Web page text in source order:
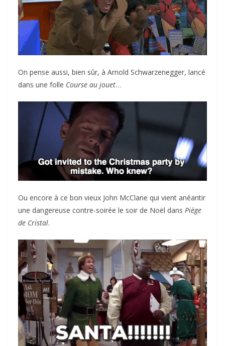
On pense aussi, bien sûr, à Arnold Schwarzenegger, lancé
dans une folle Course au jouet…
Ou encore à ce bon vieux John McClane qui vient anéantir
une dangereuse contre-soirée le soir de Noël dans Piège
de Cristal.